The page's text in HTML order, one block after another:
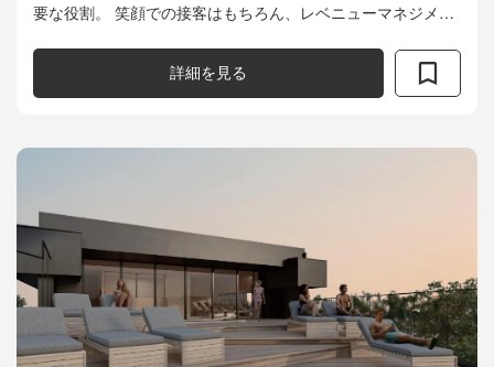
要な役割。 笑顔での接客はもちろん、レベニューマネジメン
し、快適で洗練された滞在体験を実現し...
詳細を見る